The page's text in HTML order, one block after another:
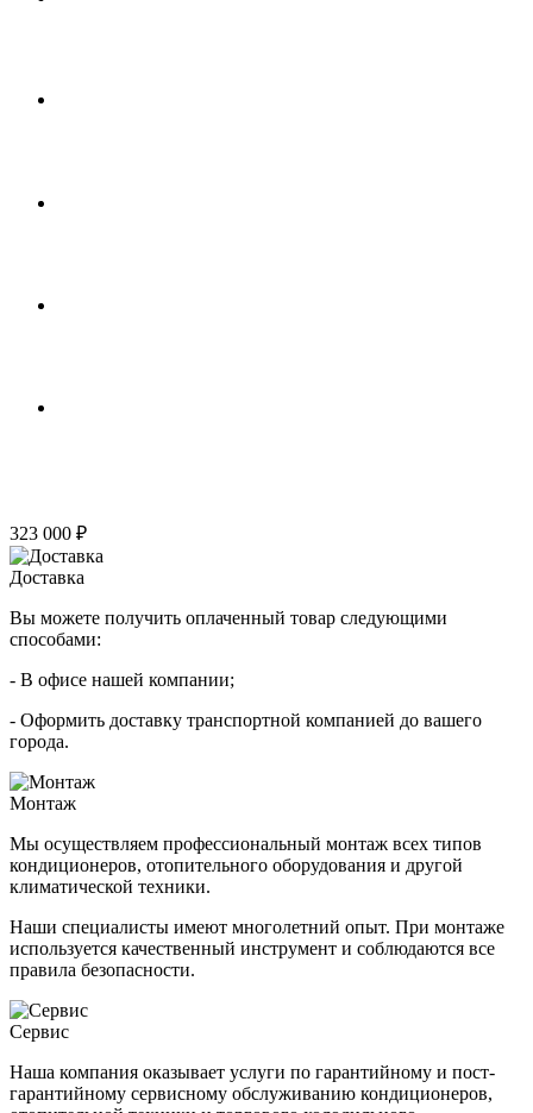
323 000 ₽
Доставка
Вы можете получить оплаченный товар следующими
способами:
- В офисе нашей компании;
- Оформить доставку транспортной компанией до вашего
города.
Монтаж
Мы осуществляем профессиональный монтаж всех типов
кондиционеров, отопительного оборудования и другой
климатической техники.
Наши специалисты имеют многолетний опыт. При монтаже
используется качественный инструмент и соблюдаются все
правила безопасности.
Сервис
Наша компания оказывает услуги по гарантийному и пост-
гарантийному сервисному обслуживанию кондиционеров,